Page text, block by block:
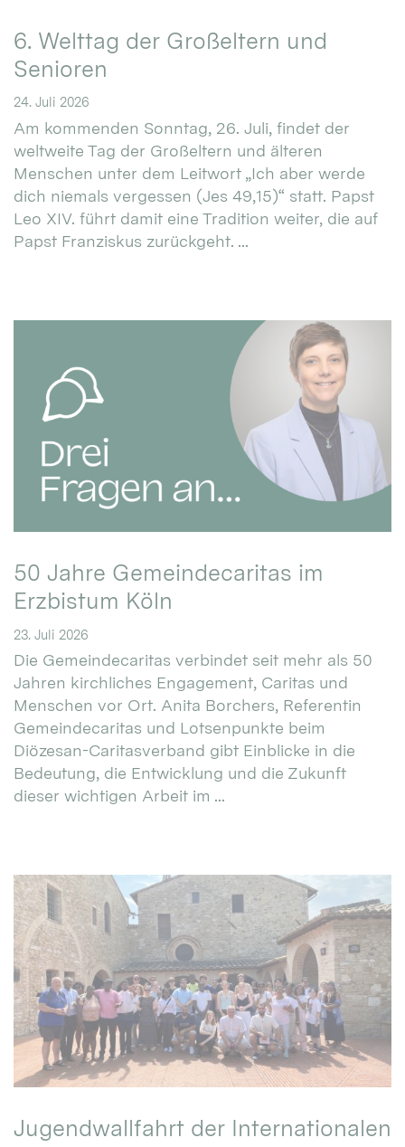
6. Welttag der Großeltern und
Senioren
24. Juli 2026
Am kommenden Sonntag, 26. Juli, findet der
weltweite Tag der Großeltern und älteren
Menschen unter dem Leitwort „Ich aber werde
dich niemals vergessen (Jes 49,15)“ statt. Papst
Leo XIV. führt damit eine Tradition weiter, die auf
Papst Franziskus zurückgeht. ...
50 Jahre Gemeindecaritas im
Erzbistum Köln
23. Juli 2026
Die Gemeindecaritas verbindet seit mehr als 50
Jahren kirchliches Engagement, Caritas und
Menschen vor Ort. Anita Borchers, Referentin
Gemeindecaritas und Lotsenpunkte beim
Diözesan-Caritasverband gibt Einblicke in die
Bedeutung, die Entwicklung und die Zukunft
dieser wichtigen Arbeit im ...
Jugendwallfahrt der Internationalen